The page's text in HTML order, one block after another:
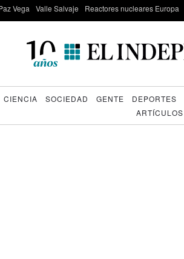
Vega Valle Salvaje Reactores nucleares Europa
CIENCIA SOCIEDAD GENTE DEPORTES
ARTÍCULOS